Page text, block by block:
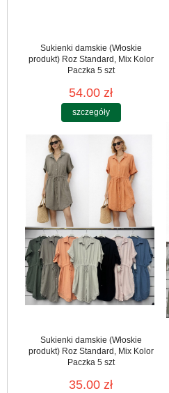
Sukienki damskie (Włoskie
produkt) Roz Standard, Mix Kolor
Paczka 5 szt
54.00 zł
szczegóły
Sukienki damskie (Włoskie
produkt) Roz Standard, Mix Kolor
Paczka 5 szt
35.00 zł